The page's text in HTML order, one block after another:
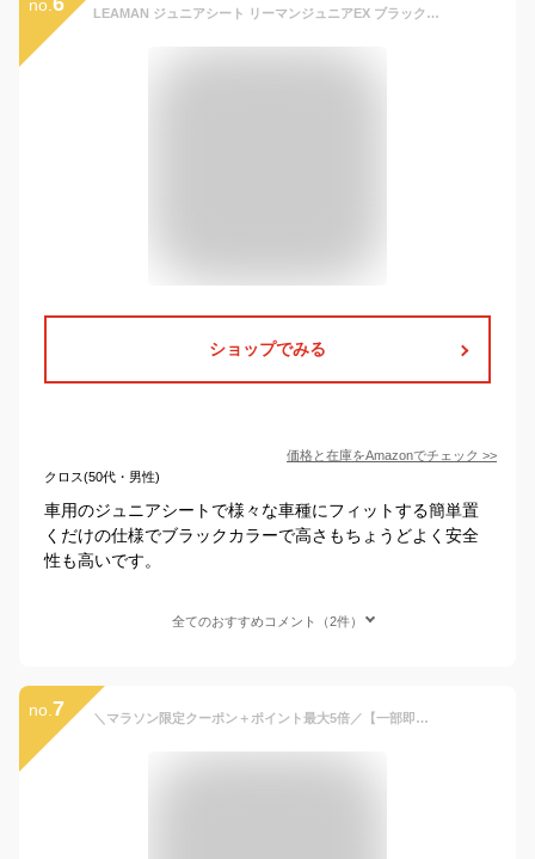
no. LEAMAN ジュニアシート リーマンジュニアEX ブラック 73209
ショップでみる
価格と在庫をAmazonでチェック >>
クロス(50代・男性)
車用のジュニアシートで様々な車種にフィットする簡単置
くだけの仕様でブラックカラーで高さもちょうどよく安全
性も高いです。
全てのおすすめコメント（2件）
no. 7 ＼マラソン限定クーポン＋ポイント最大5倍／【一部即納】R44/04適合 洗濯機で洗える ブースターシート ジュニアシート【ECE認証】【予約販売限定価格】【送料無料 沖縄・一部地域を除く】【送料無料】